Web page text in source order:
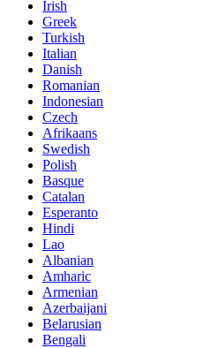
Irish
Greek
Turkish
Italian
Danish
Romanian
Indonesian
Czech
Afrikaans
Swedish
Polish
Basque
Catalan
Esperanto
Hindi
Lao
Albanian
Amharic
Armenian
Azerbaijani
Belarusian
Bengali